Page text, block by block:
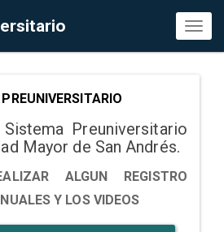
Preuniversitario
Mayor de San Andrés.
ALGUN REGISTRO
Y LOS VIDEOS